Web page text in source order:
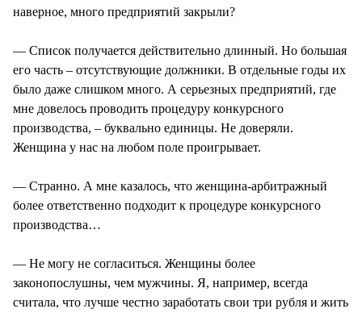
наверное, много предприятий закрыли?
— Список получается действительно длинный. Но большая
его часть – отсутствующие должники. В отдельные годы их
было даже слишком много. А серьезных предприятий, где
мне довелось проводить процедуру конкурсного
производства, – буквально единицы. Не доверяли.
Женщина у нас на любом поле проигрывает.
— Странно. А мне казалось, что женщина-арбитражный
более ответственно подходит к процедуре конкурсного
производства…
— Не могу не согласиться. Женщины более
законопослушны, чем мужчины. Я, например, всегда
считала, что лучше честно заработать свои три рубля и жить